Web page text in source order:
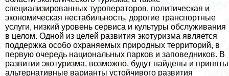
специализированных туроператоров, политическая и
экономическая нестабильность, дорогие трaнcпортные
услуги, низкий уровень сервиса и культуры обслуживания
в целом. Одной из целей развития экотуризма является
поддержка особо охраняемых природных территорий, в
первую очередь национальных парков и заповедников. В
развитии экотуризма, возможно, будут найдены и приняты
альтернативные варианты устойчивого развития